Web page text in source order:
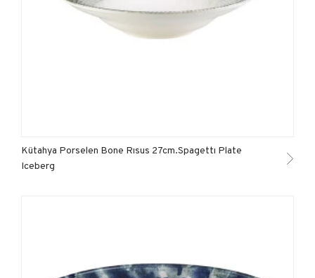
Kütahya Porselen Bone Rısus 27cm.Spagettı Plate
Iceberg